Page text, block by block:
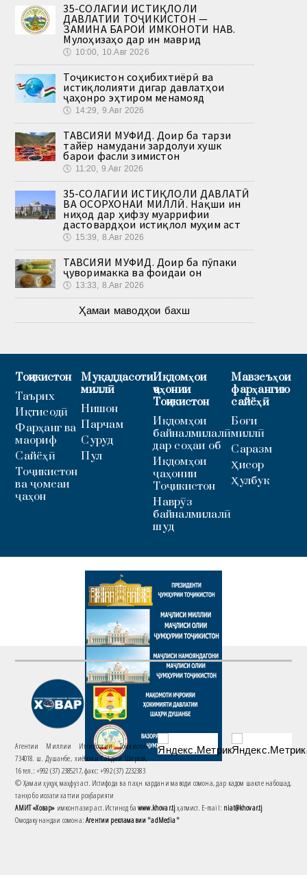
35-СОЛАГИИ ИСТИҚЛОЛИ
ДАВЛАТИИ ТОҶИКИСТОН —
ЗАМИНА БАРОИ ИМКОНОТИ НАВ.
Мулоҳизаҳо дар ин маврид
🕔 10:00, 10.Авг 2026
Тоҷикистон соҳибихтиёрӣ ва
истиқлолияти дигар давлатҳои
ҷаҳонро эҳтиром менамояд
🕔 14:29, 9.Авг 2026
ТАВСИЯИ МУФИД. Доир ба тарзи
тайёр намудани зардолуи хушк
барои фасли зимистон
🕔 11:20, 9.Авг 2026
35-СОЛАГИИ ИСТИҚЛОЛИ ДАВЛАТӢ
ВА ОСОРХОНАИ МИЛЛӢ. Нақши ин
ниҳод дар ҳифзу муаррифии
дастовардҳои истиқлол муҳим аст
🕔 15:39, 8.Авг 2026
ТАВСИЯИ МУФИД. Доир ба пӯпаки
ҷуворимакка ва фоидаи он
🕔 13:33, 8.Авг 2026
Ҳамаи маводҳои бахш
Тоҷикистон
Таърих
Иқтисодӣ
Фарҳанг ва
маориф
Сайёҳӣ
Тоҷикистон
ва ҷомеаи
ҷаҳон
Муқаддасоти
миллӣ
Нишон
Парчам
Суруд
Пул
Иқдомҳои
ҷаҳонии
Тоҷикистон
Иқдомҳои
байналмилалӣ
дар соҳаи об
Иқдомҳои
ҷаҳонии
Тоҷикистон
Наврӯз
байналмилалӣ
шуд
Мавзеъҳои
фарҳангию
сайёҳӣ
Боғи
миллӣ
Саразм
Ҳисор
Ҳулбук
Агентии Миллии Иттилоотии Тоҷикистон
734018. ш. Душанбе, хиёбони Саъдии Шерозӣ,
16 тел.: +992 (37) 2385217, факс: +992 (37) 2232383
© Ҳамаи ҳуқуқ маҳфуз аст. Истифода ва паҳн кардани маводи сомона, дар кадом шакле набошад,
танҳо бо иҷозати хаттии роҳбарияти
АМИТ «Ховар» имконпазир аст. Истинод баwww.khovar.tjҳатмист. E-mail: niat@khovar.tj
Омодакунандаи сомона:Агентии рекламавии "adMedia"